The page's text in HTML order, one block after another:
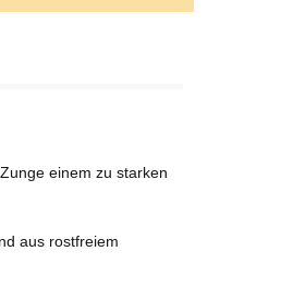
einem zu starken
aus rostfreiem